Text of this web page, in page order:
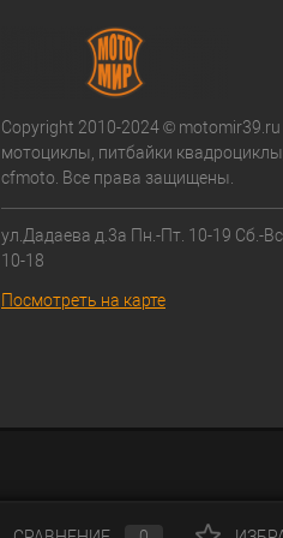
Copyright 2010-2024 © motomir39.ru
мотоциклы, питбайки
cfmoto. Все права защищены.
ул.Дадаева д.3а Пн.-Пт. 10-19 Сб.-
10-18
Посмотреть на карте